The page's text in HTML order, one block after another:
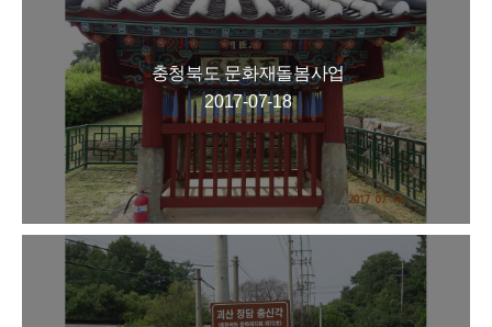
충청북도 문화재돌봄사업
2017-07-18